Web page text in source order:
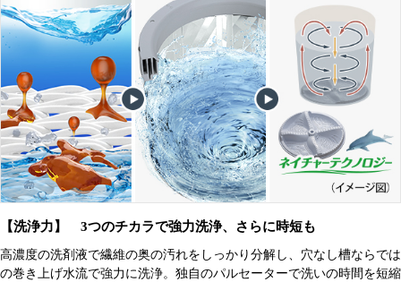
【洗浄力】 3つのチカラで強力洗浄、さらに時短も
高濃度の洗剤液で繊維の奥の汚れをしっかり分解し、穴なし槽ならでは
の巻き上げ水流で強力に洗浄。独自のパルセーターで洗いの時間を短縮